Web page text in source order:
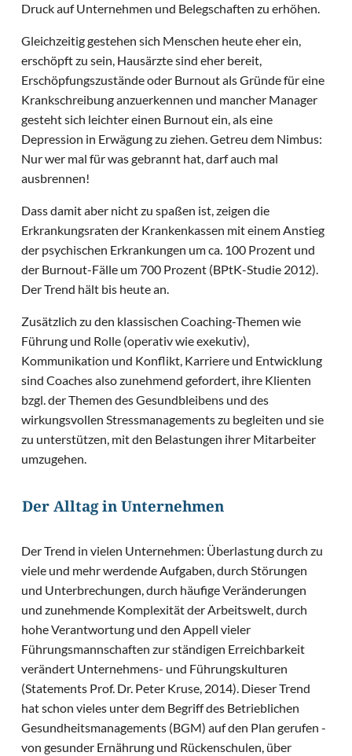
Druck auf Unternehmen und Belegschaften zu erhöhen.
Gleichzeitig gestehen sich Menschen heute eher ein,
erschöpft zu sein, Hausärzte sind eher bereit,
Erschöpfungszustände oder Burnout als Gründe für eine
Krankschreibung anzuerkennen und mancher Manager
gesteht sich leichter einen Burnout ein, als eine
Depression in Erwägung zu ziehen. Getreu dem Nimbus:
Nur wer mal für was gebrannt hat, darf auch mal
ausbrennen!
Dass damit aber nicht zu spaßen ist, zeigen die
Erkrankungsraten der Krankenkassen mit einem Anstieg
der psychischen Erkrankungen um ca. 100 Prozent und
der Burnout-Fälle um 700 Prozent (BPtK-Studie 2012).
Der Trend hält bis heute an.
Zusätzlich zu den klassischen Coaching-Themen wie
Führung und Rolle (operativ wie exekutiv),
Kommunikation und Konflikt, Karriere und Entwicklung
sind Coaches also zunehmend gefordert, ihre Klienten
bzgl. der Themen des Gesundbleibens und des
wirkungsvollen Stressmanagements zu begleiten und sie
zu unterstützen, mit den Belastungen ihrer Mitarbeiter
umzugehen.
Der Alltag in Unternehmen
Der Trend in vielen Unternehmen: Überlastung durch zu
viele und mehr werdende Aufgaben, durch Störungen
und Unterbrechungen, durch häufige Veränderungen
und zunehmende Komplexität der Arbeitswelt, durch
hohe Verantwortung und den Appell vieler
Führungsmannschaften zur ständigen Erreichbarkeit
verändert Unternehmens- und Führungskulturen
(Statements Prof. Dr. Peter Kruse, 2014). Dieser Trend
hat schon vieles unter dem Begriff des Betrieblichen
Gesundheitsmanagements (BGM) auf den Plan gerufen -
von gesunder Ernährung und Rückenschulen, über